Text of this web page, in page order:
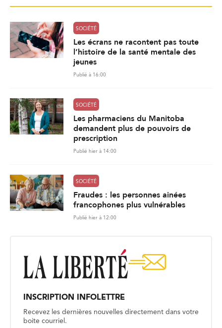
SOCIÉTÉ
Les écrans ne racontent pas toute
l’histoire de la santé mentale des
jeunes
Publié à 16:00
SOCIÉTÉ
Les pharmaciens du Manitoba
demandent plus de pouvoirs de
prescription
Publié hier à 14:00
SOCIÉTÉ
Fraudes : les personnes ainées
francophones plus vulnérables
Publié hier à 12:00
INSCRIPTION INFOLETTRE
Recevez les dernières nouvelles directement dans votre
boite courriel.